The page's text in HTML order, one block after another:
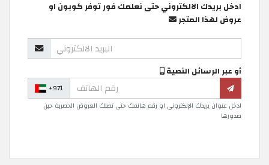
ادخل بريدك الالكتروني حتى نعلمك فور توفر كوبون او
عروض لهذا المتجر
أو عبر الرسائل النصية
+971
ادخل عنوان بريدك الإلكتروني او رقم هاتفك حتى تصلك العروض الحصرية حين
صدورها